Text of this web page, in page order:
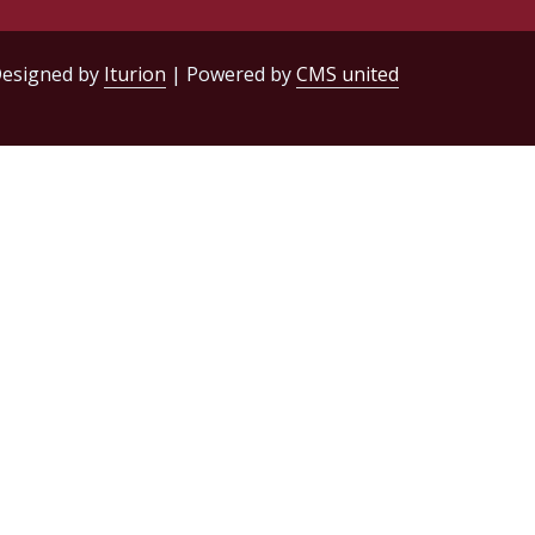
by Iturion | Powered byCMS united